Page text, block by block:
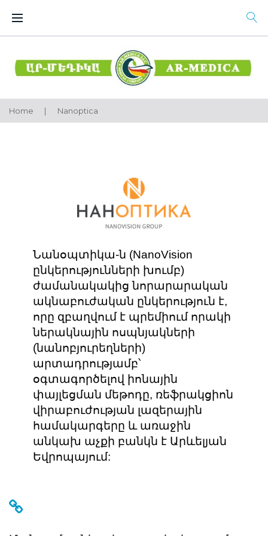
Home | Nanoptica
Նանօպտիկա-ն (NanoVision
ընկերությունների խումբ)
ժամանակակից նորարարական
ակնաբուժական ընկերություն է,
որը զբաղվում է պրեմիում որակի
ներակնային ոսպնյակների
(նանոբյուրեղների)
արտադրությամբ՝
օգտագործելով իոնային
փայլեցման մեթոդը, ռեֆրակցիոն
վիրաբուժության լազերային
համակարգերը և առաջին
անկախ աչքի բանկն է Արևելյան
Եվրոպայում: